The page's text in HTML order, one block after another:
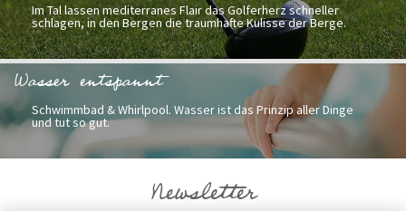
Im Tal lassen mediterranes Flair das Golferherz schneller
schlagen, in den Bergen die traumhafte Kulisse der Berge.
Wasser entspannt
Schwimmbad & Whirlpool. Wasser ist das Prinzip aller Dinge
und tut so gut.
Newsletter